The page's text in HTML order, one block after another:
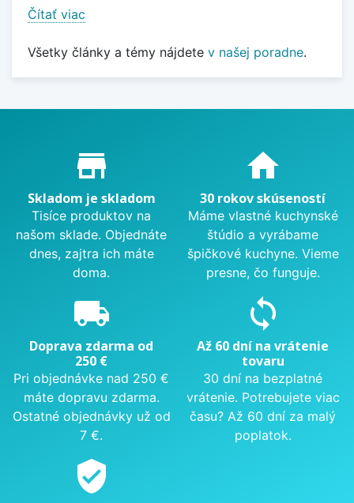
Čítať viac
Všetky články a témy nájdete v našej poradne.
Proč nakupovat u nás?
store_mall_directory
Skladom je skladom
Tisíce produktov na
našom sklade. Objednáte
dnes, zajtra ich máte
doma.
home
30 rokov skúseností
Máme vlastné kuchynské
štúdio a vyrábame
špičkové kuchyne. Vieme
presne, čo funguje.
local_shipping
Doprava zdarma od
250 €
Pri objednávke nad 250 €
máte dopravu zdarma.
Ostatné objednávky už od
7 €.
sync
Až 60 dní na vrátenie
tovaru
30 dní na bezplatné
vrátenie. Potrebujete viac
času? Až 60 dní za malý
poplatok.
verified_user